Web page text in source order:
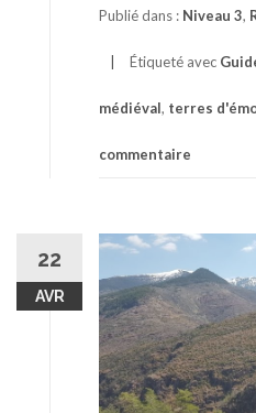
Publié dans : Niveau 3,
Étiqueté avec
médiéval, terres
commentaire
22
AVR